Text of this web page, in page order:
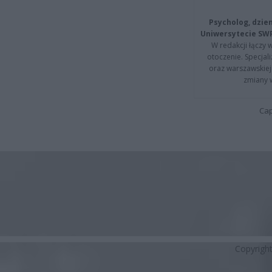
Psycholog,
Uniwersytecie
W redakcji łączy
otoczenie.
oraz
zmiany